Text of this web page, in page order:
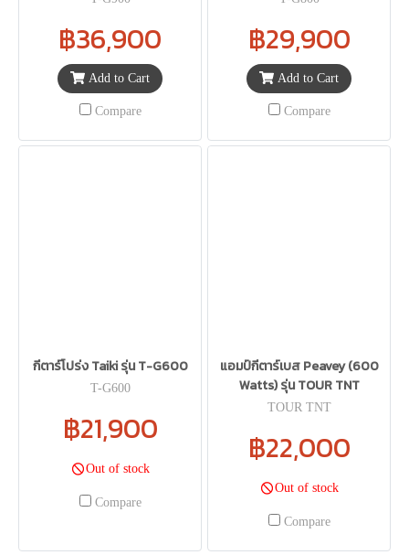
฿36,900
Add to Cart
Compare
฿29,900
Add to Cart
Compare
กีตาร์โปร่ง Taiki รุ่น T-G600
T-G600
฿21,900
Out of stock
Compare
แอมป์กีตาร์เบส Peavey (600
Watts) รุ่น TOUR TNT
TOUR TNT
฿22,000
Out of stock
Compare